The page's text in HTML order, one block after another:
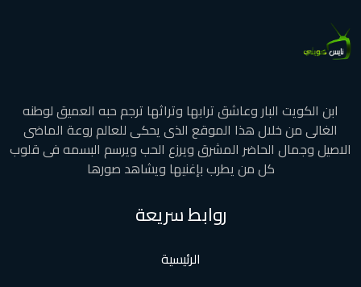
ابن الكويت البار وعاشق ترابها وتراثها ترجم حبه العميق لوطنه
الغالى من خلال هذا الموقع الذى يحكى للعالم روعة الماضى
الاصيل وجمال الحاضر المشرق ويرزع الحب ويرسم البسمه فى قلوب
كل من يطرب بإغنيها ويشاهد صورها
روابط سريعة
الرئيسية